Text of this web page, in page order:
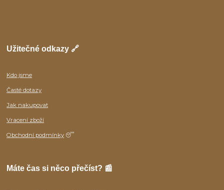
Užitečné odkazy 🔗
Kdo jsme
Časté dotazy
Jak nakupovat
Vracení zboží
Obchodní podmínky 😴
Máte čas si něco přečíst? 📰